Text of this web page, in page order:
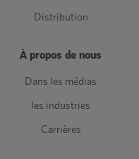
Distribution
À propos de nous
Dans les médias
les industries
Carrières